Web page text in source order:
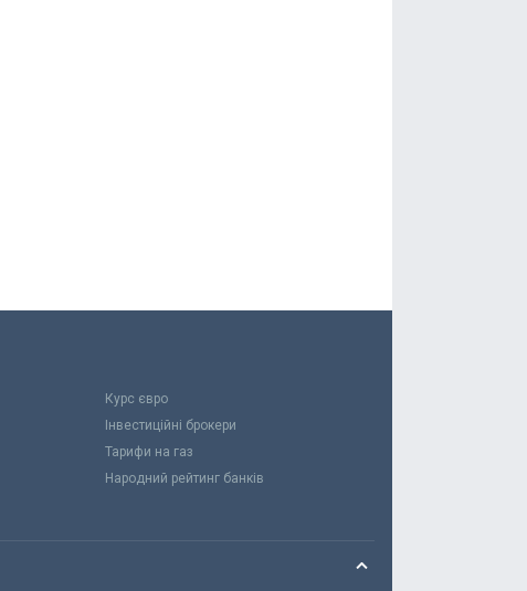
Курс євро
Інвестиційні брокери
Тарифи на газ
Народний рейтинг банків